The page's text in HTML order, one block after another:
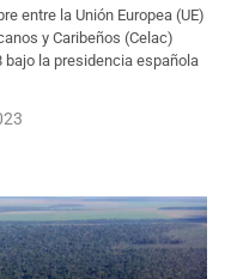
entre la Unión Europea (UE)
y Caribeños (Celac)
bajo la presidencia española